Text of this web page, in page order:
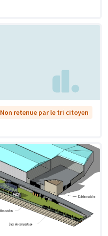
Non retenue par le tri citoyen